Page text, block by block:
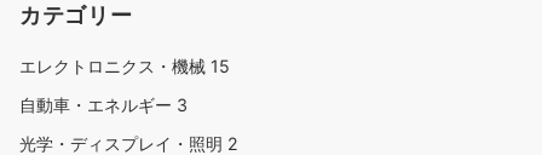
カテゴリー
エレクトロニクス・機械 15
自動車・エネルギー 3
光学・ディスプレイ・照明 2